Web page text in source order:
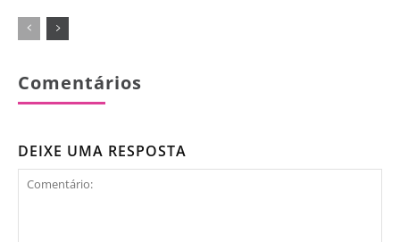
Comentários
DEIXE UMA RESPOSTA